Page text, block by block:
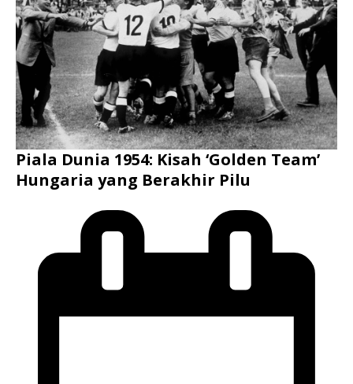
Piala Dunia 1954: Kisah ‘Golden Team’
Hungaria yang Berakhir Pilu